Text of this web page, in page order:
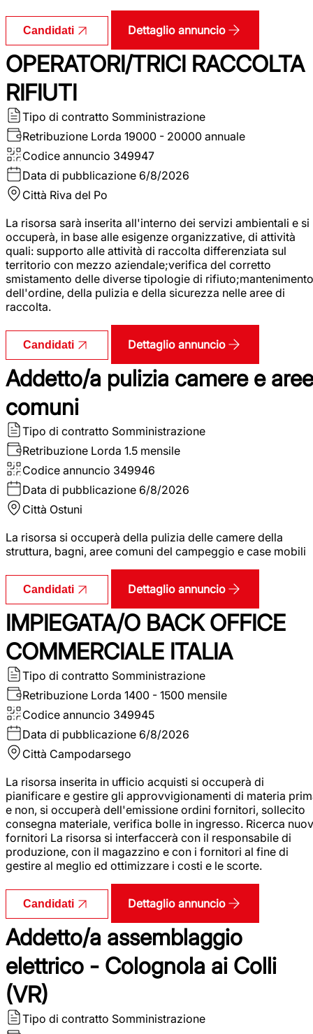
Candidati Dettaglio annuncio
OPERATORI/TRICI RACCOLTA
RIFIUTI
Tipo di contratto Somministrazione
Retribuzione Lorda 19000 - 20000 annuale
Codice annuncio 349947
Data di pubblicazione 6/8/2026
Città Riva del Po
La risorsa sarà inserita all'interno dei servizi ambientali e si
occuperà, in base alle esigenze organizzative, di attività
quali: supporto alle attività di raccolta differenziata sul
territorio con mezzo aziendale;verifica del corretto
smistamento delle diverse tipologie di rifiuto;mantenimento
dell'ordine, della pulizia e della sicurezza nelle aree di
raccolta.
Candidati Dettaglio annuncio
Addetto/a pulizia camere e aree
comuni
Tipo di contratto Somministrazione
Retribuzione Lorda 1.5 mensile
Codice annuncio 349946
Data di pubblicazione 6/8/2026
Città Ostuni
La risorsa si occuperà della pulizia delle camere della
struttura, bagni, aree comuni del campeggio e case mobili
Candidati Dettaglio annuncio
IMPIEGATA/O BACK OFFICE
COMMERCIALE ITALIA
Tipo di contratto Somministrazione
Retribuzione Lorda 1400 - 1500 mensile
Codice annuncio 349945
Data di pubblicazione 6/8/2026
Città Campodarsego
La risorsa inserita in ufficio acquisti si occuperà di
pianificare e gestire gli approvvigionamenti di materia
e non, si occuperà dell'emissione ordini fornitori, sollecito
consegna materiale, verifica bolle in ingresso. Ricerca
fornitori La risorsa si interfaccerà con il responsabile di
produzione, con il magazzino e con i fornitori al fine di
gestire al meglio ed ottimizzare i costi e le scorte.
Candidati Dettaglio annuncio
Addetto/a assemblaggio
elettrico - Colognola ai Colli
(VR)
Tipo di contratto Somministrazione